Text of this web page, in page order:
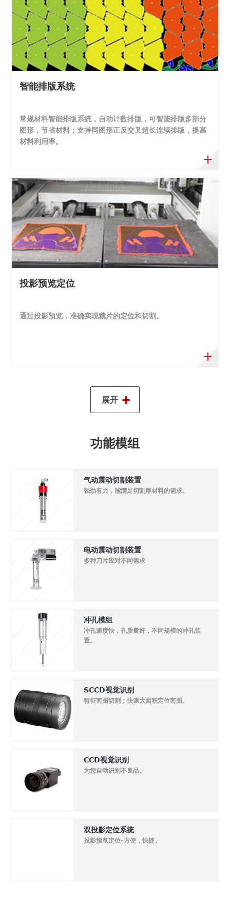
智能排版系统
常规材料智能排版系统，自动计数排版，可智能排版多部分
图形，节省材料；支持同图形正反交叉超长连续排版，提高
材料利用率。
投影预览定位
通过投影预览，准确实现裁片的定位和切割。
展开 +
功能模组
气动震动切割装置
强劲有力，能满足切割厚材料的需求。
电动震动切割装置
多种刀片应对不同需求
冲孔模组
冲孔速度快，孔质量好，不同规模的冲孔装
置。
SCCD视觉识别
特征套图切割；快速大面积定位套图。
CCD视觉识别
为您自动识别不良品。
双投影定位系统
投影预览定位-方便，快捷。